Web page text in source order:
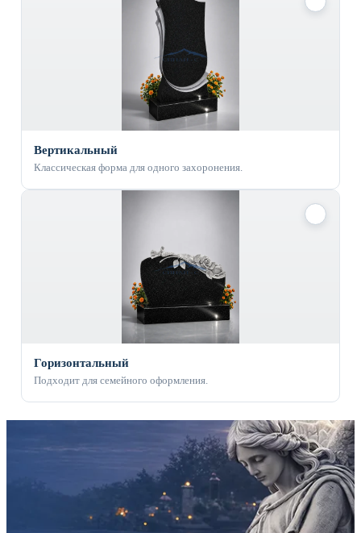
Вертикальный
Классическая форма для одного захоронения.
Горизонтальный
Подходит для семейного оформления.